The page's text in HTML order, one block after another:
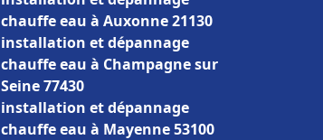
chauffe eau à Auxonne 21130
installation et dépannage
chauffe eau à Champagne sur
Seine 77430
installation et dépannage
chauffe eau à Mayenne 53100